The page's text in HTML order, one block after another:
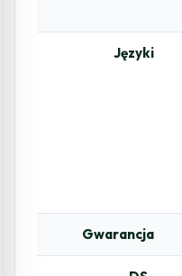
Języki
Gwarancja